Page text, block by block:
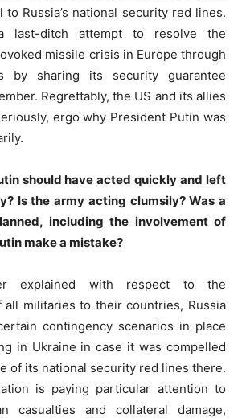
Russia’s national security red lines.
last-ditch attempt to resolve the
missile crisis in Europe through
by sharing its security guarantee
Regrettably, the US and its allies
ergo why President Putin was
should have acted quickly and left
Is the army acting clumsily? Was a
including the involvement of
make a mistake?
explained with respect to the
all militaries to their countries, Russia
contingency scenarios in place
in Ukraine in case it was compelled
of its national security red lines there.
is paying particular attention to
casualties and collateral damage,